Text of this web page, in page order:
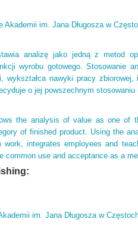
Akademii im. Jana Długosza w
analizę jako jedną z metod
wyrobu gotowego. Stosowanie
wykształca nawyki pracy
o jej powszechnym
the analysis of value as one of
of finished product. Using the
work, integrates employees and
common use and acceptance as a
im. Jana Długosza w